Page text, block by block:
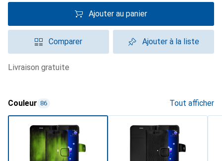
Ajouter au panier
Comparer Ajouter à la liste
livraison gratuite
Couleur 86 Tout afficher